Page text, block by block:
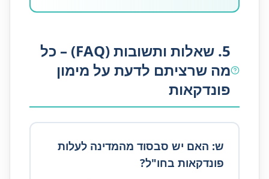
5. שאלות ותשובות (FAQ) – כל
מה שרציתם לדעת על מימון
פונדקאות
ש: האם יש סבסוד מהמדינה לעלות
פונדקאות בחו"ל?